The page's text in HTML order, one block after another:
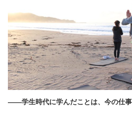
――学生時代に学んだことは、今の仕事